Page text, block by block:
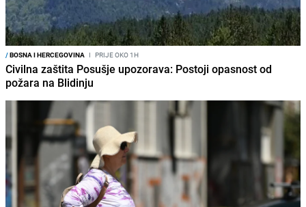
/BOSNA I HERCEGOVINA I PRIJE OKO 1H
Civilna zaštita Posušje upozorava: Postoji opasnost od
požara na Blidinju